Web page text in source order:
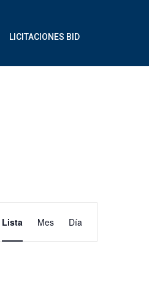
LICITACIONES BID
Lista Mes Día